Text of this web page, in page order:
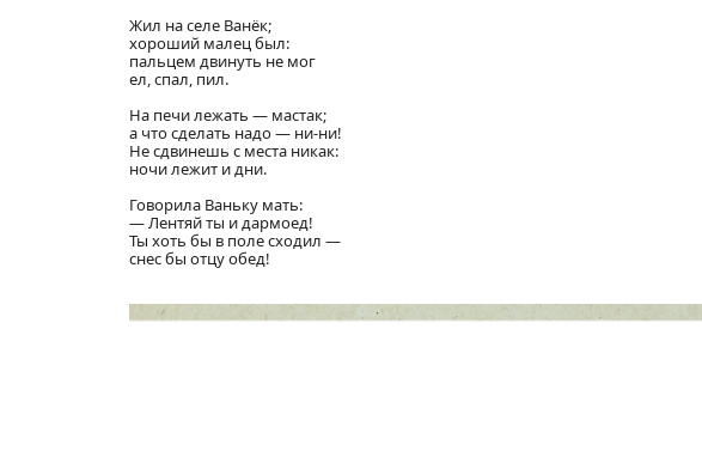
Жил на селе Ванёк;
хороший малец был:
пальцем двинуть не мог
ел, спал, пил.
На печи лежать — мастак;
а что сделать надо — ни-ни!
Не сдвинешь с места никак:
ночи лежит и дни.
Говорила Ваньку мать:
— Лентяй ты и дармоед!
Ты хоть бы в поле сходил —
снес бы отцу обед!